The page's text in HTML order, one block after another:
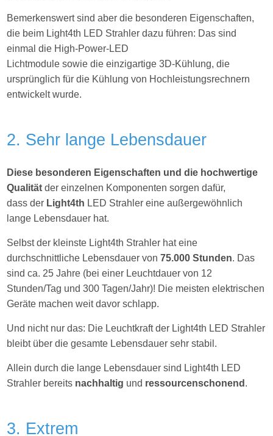
Bemerkenswert sind aber die besonderen Eigenschaften,
die beim Light4th LED Strahler dazu führen: Das sind
einmal die High-Power-LED
Lichtmodule sowie die einzigartige 3D-Kühlung, die
ursprünglich für die Kühlung von Hochleistungsrechnern
entwickelt wurde.
2. Sehr lange Lebensdauer
Diese besonderen Eigenschaften und die hochwertige
Qualität der einzelnen Komponenten sorgen dafür,
dass der Light4th LED Strahler eine außergewöhnlich
lange Lebensdauer hat.
Selbst der kleinste Light4th Strahler hat eine
durchschnittliche Lebensdauer von75.000 Stunden. Das
sind ca. 25 Jahre (bei einer Leuchtdauer von 12
Stunden/Tag und 300 Tagen/Jahr)! Die meisten elektrischen
Geräte machen weit davor schlapp.
Und nicht nur das: Die Leuchtkraft der Light4th LED Strahler
bleibt über die gesamte Lebensdauer sehr stabil.
Allein durch die lange Lebensdauer sind Light4th LED
Strahler bereits nachhaltig und ressourcenschonend .
3. Extrem